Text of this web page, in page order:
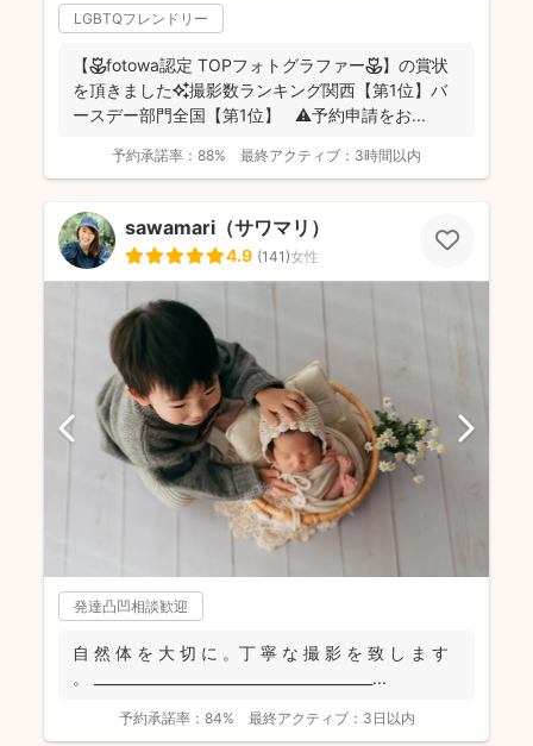
LGBTQフレンドリー
【🌷fotowa認定 TOPフォトグラファー🌷】の賞状
を頂きました✨撮影数ランキング関西【第1位】バ
ースデー部門全国【第1位】 ⚠️予約申請をお...
予約承諾率： 88% 最終アクティブ： 3時間以内
sawamari（サワマリ）
4.9 (141)女性
発達凸凹相談歓迎
自 然 体 を 大 切 に 。丁 寧 な 撮 影 を 致 し ま す
。 _______________________________________...
予約承諾率： 84% 最終アクティブ： 3日以内